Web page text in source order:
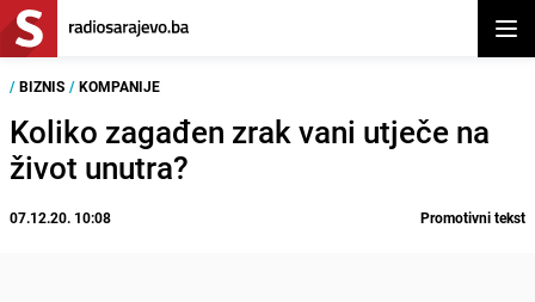
/ BIZNIS / KOMPANIJE
Koliko zagađen zrak vani utječe na
život unutra?
07.12.20. 10:08 Promotivni tekst